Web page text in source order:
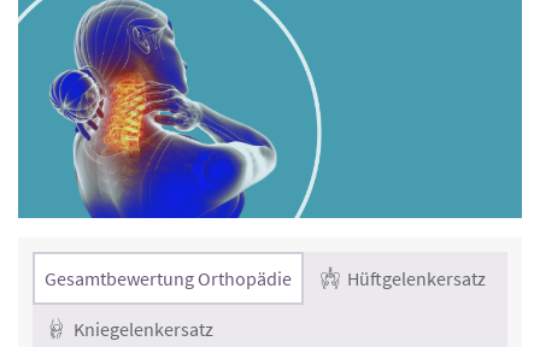
Gesamtbewertung Orthopädie Hüftgelenkersatz
Kniegelenkersatz